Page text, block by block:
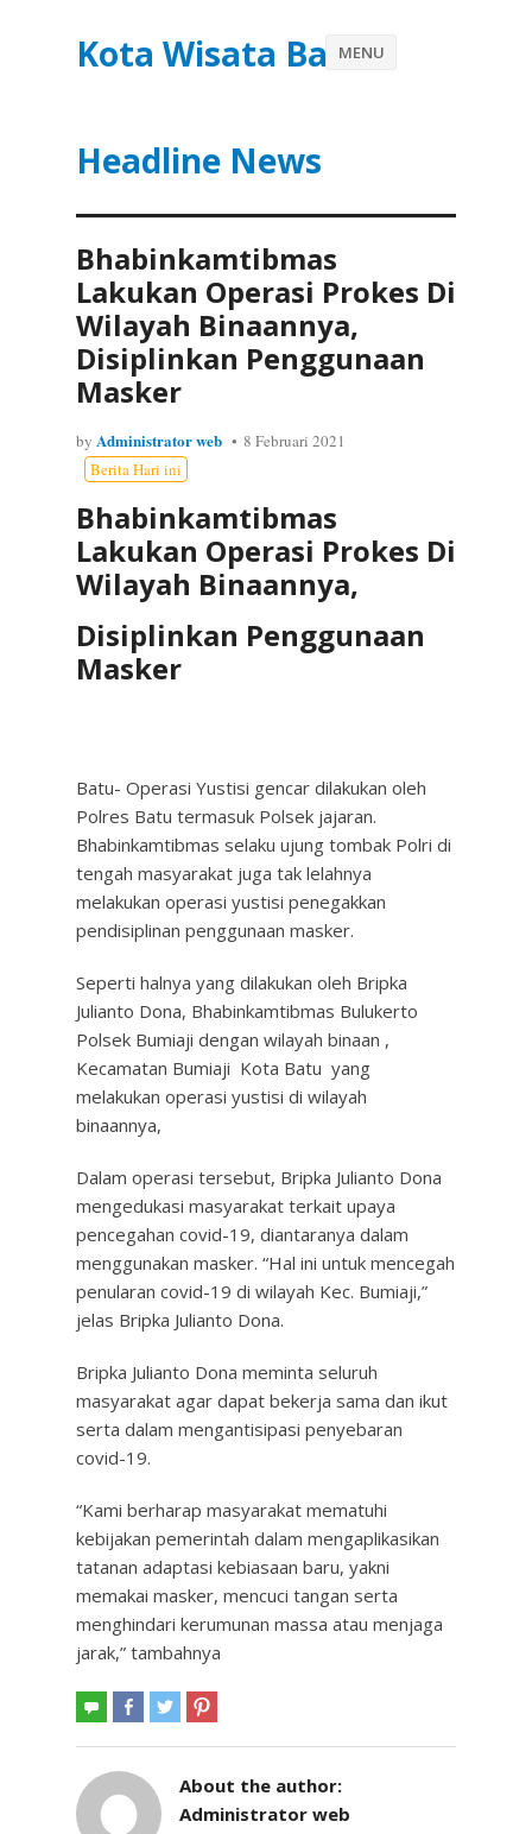
Kota Wisata Batu
Headline News
MENU
Bhabinkamtibmas
Lakukan Operasi Prokes Di
Wilayah Binaannya,
Disiplinkan Penggunaan
Masker
by Administrator web
8 Februari 2021
Berita Hari ini
Bhabinkamtibmas
Lakukan Operasi Prokes Di
Wilayah Binaannya,
Disiplinkan Penggunaan
Masker
Batu- Operasi Yustisi gencar dilakukan oleh
Polres Batu termasuk Polsek jajaran.
Bhabinkamtibmas selaku ujung tombak Polri di
tengah masyarakat juga tak lelahnya
melakukan operasi yustisi penegakkan
pendisiplinan penggunaan masker.
Seperti halnya yang dilakukan oleh Bripka
Julianto Dona, Bhabinkamtibmas Bulukerto
Polsek Bumiaji dengan wilayah binaan ,
Kecamatan Bumiaji Kota Batu yang
melakukan operasi yustisi di wilayah
binaannya,
Dalam operasi tersebut, Bripka Julianto Dona
mengedukasi masyarakat terkait upaya
pencegahan covid-19, diantaranya dalam
menggunakan masker. “Hal ini untuk mencegah
penularan covid-19 di wilayah Kec. Bumiaji,”
jelas Bripka Julianto Dona.
Bripka Julianto Dona meminta seluruh
masyarakat agar dapat bekerja sama dan ikut
serta dalam mengantisipasi penyebaran
covid-19.
“Kami berharap masyarakat mematuhi
kebijakan pemerintah dalam mengaplikasikan
tatanan adaptasi kebiasaan baru, yakni
memakai masker, mencuci tangan serta
menghindari kerumunan massa atau menjaga
jarak,” tambahnya
About the author:
Administrator web